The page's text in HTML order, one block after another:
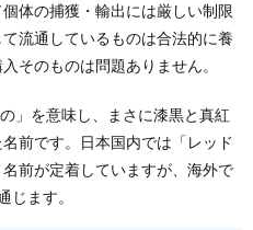
体の捕獲・輸出には厳しい制限
流通しているものは合法的に養
そのものは問題ありません。
」を意味し、まさに漆黒と真紅
前です。日本国内では「レッド
前が定着していますが、海外で
じます。